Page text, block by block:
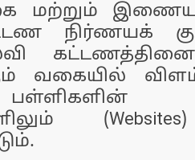
மற்றும்
நிர்ணயக்
வகையில்